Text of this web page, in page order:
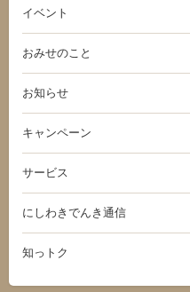
イベント
おみせのこと
お知らせ
キャンペーン
サービス
にしわきでんき通信
知っトク